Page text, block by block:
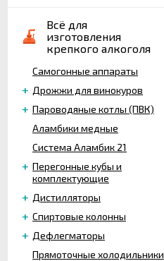
Всё для
изготовления
крепкого алкоголя
Самогонные аппараты
Дрожжи для винокуров
Пароводяные котлы (ПВК)
Аламбики медные
Система Аламбик 21
Перегонные кубы и
комплектующие
Дистилляторы
Спиртовые колонны
Дефлегматоры
Прямоточные холодильники